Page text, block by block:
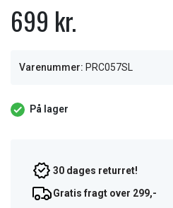
699 kr.
Varenummer: PRC057SL
På lager
30 dages returret!
Gratis fragt over 299,-